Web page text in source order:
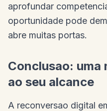
aprofundar
oportunidade pode
abre muitas portas.
Conclusao: uma
ao seu alcance
A reconversao digital